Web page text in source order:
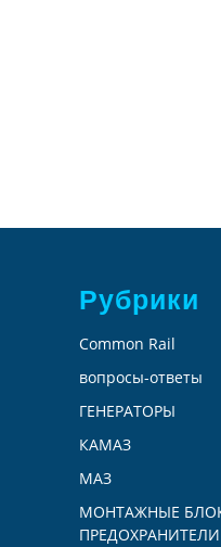
Рубрики
Common Rail
вопросы-ответы
ГЕНЕРАТОРЫ
КАМАЗ
МАЗ
МОНТАЖНЫЕ
ПРЕДОХРАНИТЕЛИ